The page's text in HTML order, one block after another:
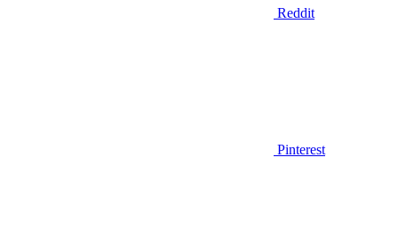
Reddit
Pinterest